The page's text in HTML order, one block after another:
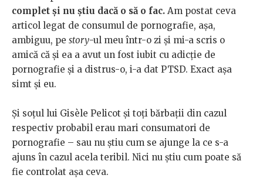
complet și nu știu dacă o să o fac. Am postat ceva
articol legat de consumul de pornografie, așa,
ambiguu, pe story-ul meu într-o zi și mi-a scris o
amică că și ea a avut un fost iubit cu adicție de
pornografie și a distrus-o, i-a dat PTSD. Exact așa
simt și eu.
Și soțul lui Gisèle Pelicot și toți bărbații din cazul
respectiv probabil erau mari consumatori de
pornografie – sau nu știu cum se ajunge la ce s-a
ajuns în cazul acela teribil. Nici nu știu cum poate să
fie controlat așa ceva.